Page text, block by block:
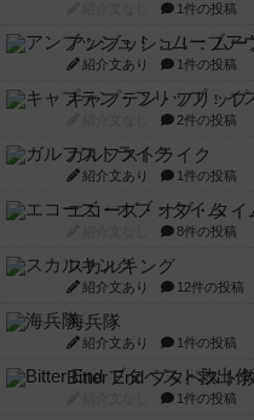
1件の投稿
アンブッシュ！：ムー
紹介文あり 1件の投稿
キャプテン・フリッ
2件の投稿
ガルフストライク
紹介文あり 1件の投稿
エコーズ・オブ・タイ
8件の投稿
スカルキング
紹介文あり 12件の投稿
海兵隊
紹介文あり 1件の投稿
Bitter End ブタペスト
1件の投稿